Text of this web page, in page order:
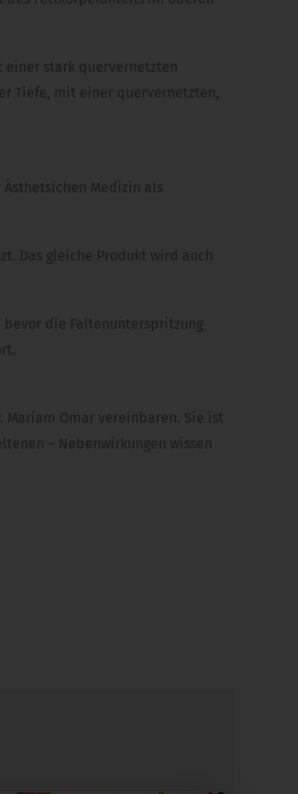
einer stark quervernetzten
Tiefe, mit einer quervernetzten,
Medizin als
Das gleiche Produkt wird auch
bevor die Faltenunterspritzung
Mariam Omar vereinbaren. Sie ist
– Nebenwirkungen wissen